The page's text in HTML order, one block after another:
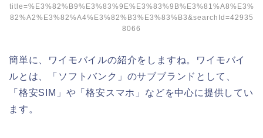
title=%E3%82%B9%E3%83%9E%E3%83%9B%E3%81%A8%E3%
82%A2%E3%82%A4%E3%82%B3%E3%83%B3&searchId=42935
8066
簡単に、ワイモバイルの紹介をしますね。ワイモバイ
ルとは、「ソフトバンク」のサブブランドとして、
「格安SIM」や「格安スマホ」などを中心に提供してい
ます。